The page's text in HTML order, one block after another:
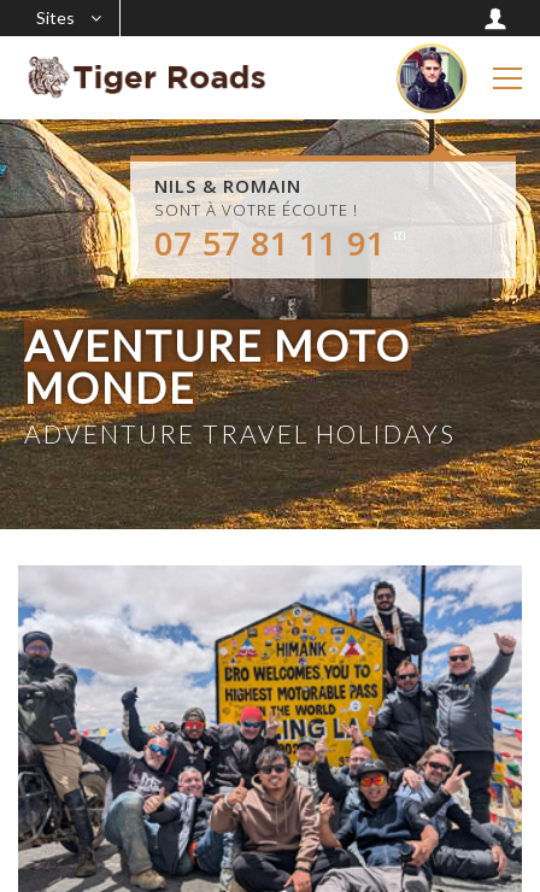
Sites
AVENTURE MOTO
MONDE
ADVENTURE TRAVEL HOLIDAYS
NILS & ROMAIN
SONT À VOTRE ÉCOUTE !
07 57 81 11 91